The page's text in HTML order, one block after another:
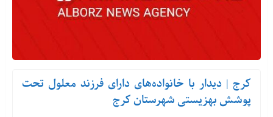
کرج | دیدار با خانواده‌های دارای فرزند معلول تحت
پوشش بهزیستی شهرستان کرج